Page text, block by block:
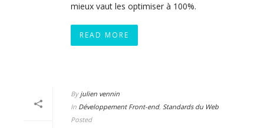
mieux vaut les optimiser à 100%.
READ MORE
By julien vennin
In Développement Front-end, Standards du Web
Posted